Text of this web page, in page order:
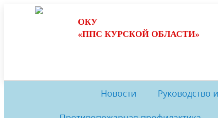
ОКУ
«ППС КУРСКОЙ ОБЛАСТИ»
Новости Руководство